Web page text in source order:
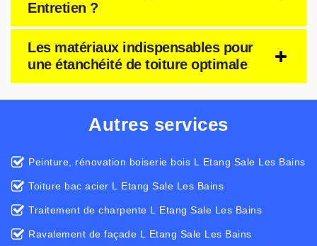
Entretien ?
Les matériaux indispensables pour
une étanchéité de toiture optimale
Autres services
Peinture, rénovation boiserie bois L Etang Sale Les Bains
Toiture bac acier L Etang Sale Les Bains
Traitement de charpente L Etang Sale Les Bains
Ravalement de façade L Etang Sale Les Bains